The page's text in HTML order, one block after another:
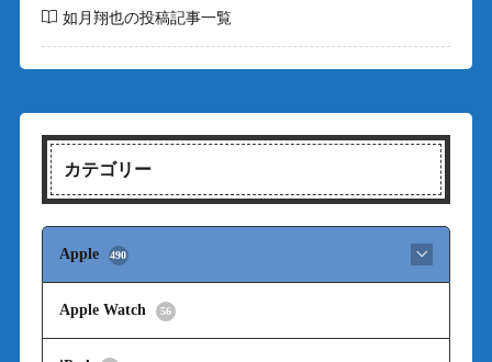
如月翔也の投稿記事一覧
カテゴリー
Apple 490
Apple Watch 56